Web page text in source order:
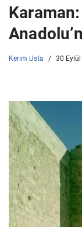
Kerim Usta 30